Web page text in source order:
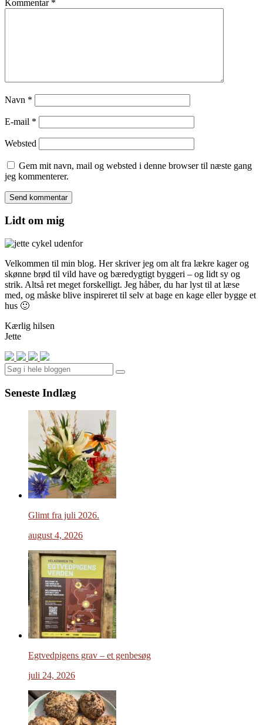
Kommentar *
Navn *
E-mail *
Websted
Gem mit navn, mail og websted i denne browser til næste gang
jeg kommenterer.
Lidt om mig
Velkommen til min blog. Her skriver jeg om alt fra lækre kager og
skønne brød til vild have og bæredygtigt byggeri – og lidt sy og
strik. Altså ret meget forskelligt. Jeg håber, du har lyst til at læse
med, og måske blive inspireret til selv at bage en kage eller bygge et
hus 🙂
Kærlig hilsen
Jette
Search
Seneste Indlæg
Glimt fra juli 2026.
august 4, 2026
Egtvedpigens grav – et genbesøg
juli 24, 2026